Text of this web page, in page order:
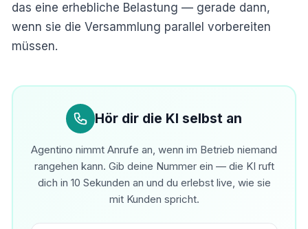
das eine erhebliche Belastung — gerade dann,
wenn sie die Versammlung parallel vorbereiten
müssen.
Hör dir die KI selbst an
Agentino nimmt Anrufe an, wenn im Betrieb niemand
rangehen kann. Gib deine Nummer ein — die KI ruft
dich in 10 Sekunden an und du erlebst live, wie sie
mit Kunden spricht.